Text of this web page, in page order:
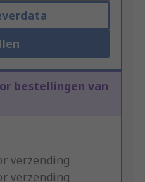
bestellingen van
verzending
verzending